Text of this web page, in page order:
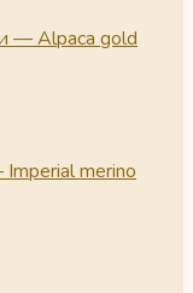
— Alpaca gold
merino